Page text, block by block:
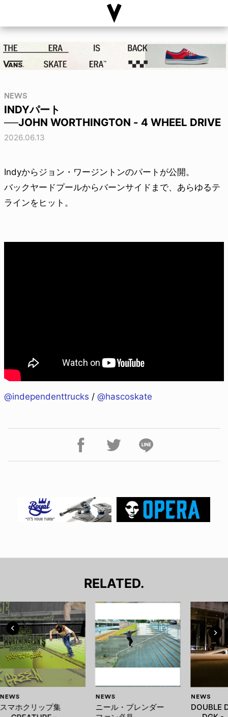
NEWS
INDYパート
──JOHN WORTHINGTON - 4 WHEEL DRIVE
2026.06.13
Indyからジョン・ワージントンのパートが公開。
バックヤードプールからバーンサイドまで、あらゆるテ
ラインをヒット。
@independenttrucks / @hascoskate
RELATED.
NEWS
スマホクリップ集
NEWS
ニール・ブレンダー
NEWS
DOUBLE